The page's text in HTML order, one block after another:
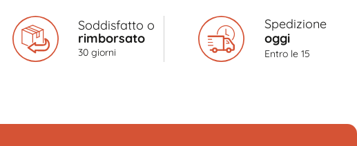
Soddisfatto o
rimborsato
30 giorni
Spedizione
oggi
Entro le 15